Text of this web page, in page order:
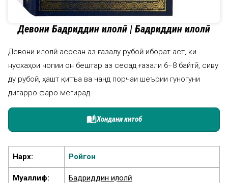
Девони Бадриддин Ҳилолӣ | Бадриддин Ҳилолӣ
Девони Ҳилолӣ асосан аз ғазалу рубоӣ иборат аст, ки
нусхаҳои чопии он бештар аз сесад ғазали 6−8 байтӣ, сиву
ду рубоӣ, ҳашт қитъа ва чанд порчаи шеърии гуногуни
дигарро фаро мегирад.
auto_storiesХондани китоб
Нарх: Ройгон
Муаллиф: Бадриддин Ҳилолӣ